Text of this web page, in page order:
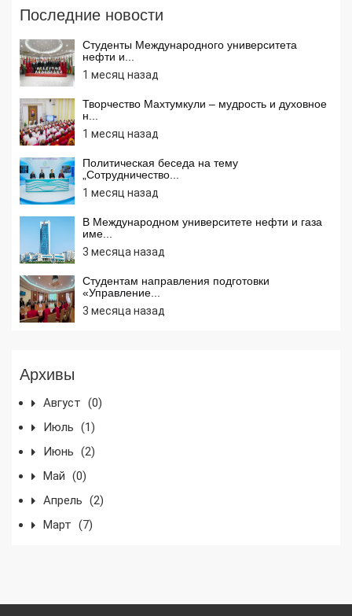
Последние новости
Студенты Международного университета
нефти и...
1 месяц назад
Творчество Махтумкули – мудрость и духовное
н...
1 месяц назад
Политическая беседа на тему
„Сотрудничество...
1 месяц назад
В Международном университете нефти и газа
име...
3 месяца назад
Студентам направления подготовки
«Управление...
3 месяца назад
Архивы
Август (0)
Июль (1)
Июнь (2)
Май (0)
Апрель (2)
Март (7)